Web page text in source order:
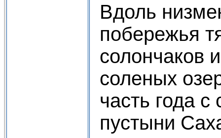
Вдоль
побережья
солончаков
соленых
часть года с
пустыни